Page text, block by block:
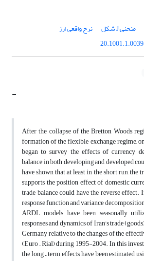
منحنی J شکل
نرخ واقعی ارز
-
After the collapse of the Bretton Woods
formation of the flexible exchange regime,
began to survey the effects of currency
balance in both developing and developed
have shown that at least in the short run,
supports the position effect of domestic
trade balance could have the reverse effect.
response function and variance
ARDL models have been seasonally
responses and dynamics of Iran's trade
Germany relative to the changes of the
(Euro – Rial) during 1995-2004. In this
the long – term effects have been estimated